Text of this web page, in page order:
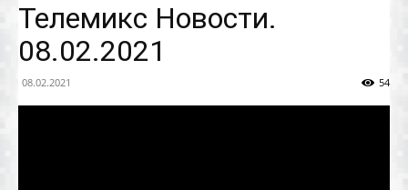
Телемикс Новости.
08.02.2021
08.02.2021 54